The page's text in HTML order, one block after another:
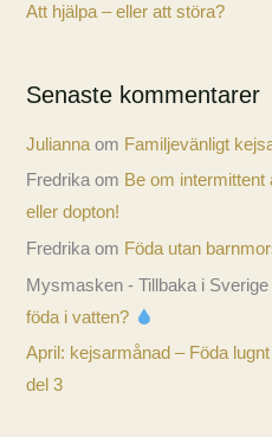
Att hjälpa – eller att störa?
Senaste kommentarer
Julianna om Familjevänligt
Fredrikaom Be om
eller dopton!
Fredrika om Föda utan
Mysmasken - Tillbaka i Sverige
föda i vatten?
April: kejsarmånad – Föda lugnt
del 3